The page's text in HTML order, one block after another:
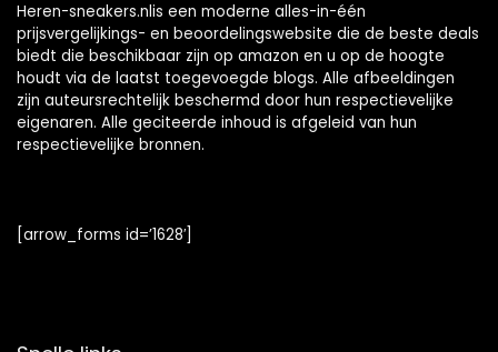
Heren-sneakers.nlis een moderne alles-in-één
prijsvergelijkings- en beoordelingswebsite die de beste deals
biedt die beschikbaar zijn op amazon en u op de hoogte
houdt via de laatst toegevoegde blogs. Alle afbeeldingen
zijn auteursrechtelijk beschermd door hun respectievelijke
eigenaren. Alle geciteerde inhoud is afgeleid van hun
respectievelijke bronnen.
[arrow_forms id=’1628′]